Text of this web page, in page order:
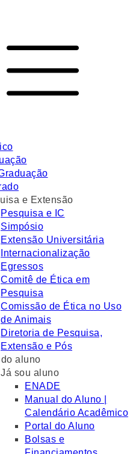
e Extensão
Pesquisa e IC
Simpósio
Extensão Universitária
Internacionalização
Egressos
Comitê de Ética em
Pesquisa
Comissão de Ética no Uso
de Animais
Diretoria de Pesquisa,
Extensão e Pós
aluno
Já sou aluno
ENADE
Manual do Aluno |
Calendário Acadêmico
Portal do Aluno
Bolsas e